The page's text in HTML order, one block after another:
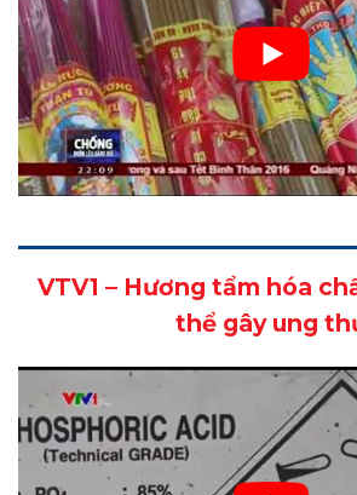
VTV1 – Hương tẩm hóa
thể gây ung